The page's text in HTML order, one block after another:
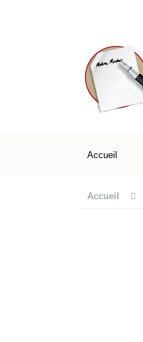
Accueil
Accueil